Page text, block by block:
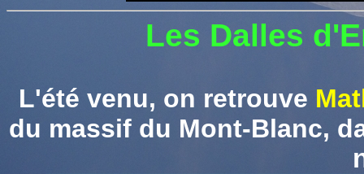
Les Dalles
L'été venu, on retrouve
du massif du Mont-Blanc,